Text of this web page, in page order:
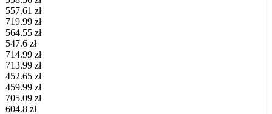
557.61 zł
719.99 zł
564.55 zł
547.6 zł
714.99 zł
713.99 zł
452.65 zł
459.99 zł
705.09 zł
604.8 zł